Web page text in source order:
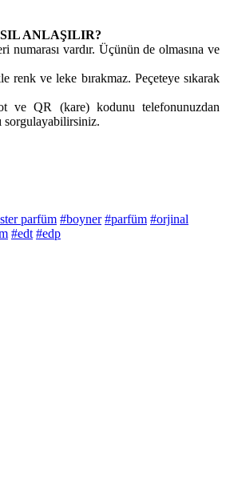
ANLAŞILIR?
numarası vardır. Üçünün de olmasına ve
renk ve leke bırakmaz. Peçeteye sıkarak
ve QR (kare) kodunu telefonunuzdan
sorgulayabilirsiniz.
parfüm #boyner #parfüm #orjinal
#edt #edp